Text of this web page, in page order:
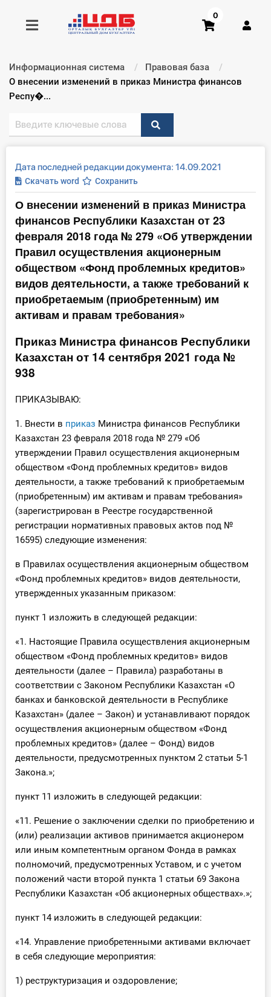
Получить консультацию
Главная ИС
Формы
Консультации
Правовая база
Библиотека бухгалтера
Инструменты
Вебинары
Справочник бухгалтера
Участник ВЭД
Кадры. Труд. Зарплата.
Учет по отраслям
Юридический помощник
Интернет-магазин
Обучение
Тестирование для
бухгалтера
0
Информационная система
Правовая база
Текущий:
О внесении изменений в приказ Министра финансов
Респу�...
Дата последней редакции документа: 14.09.2021
Скачать word Сохранить
О внесении изменений в приказ Министра
финансов Республики Казахстан от 23
февраля 2018 года № 279 «Об утверждении
Правил осуществления акционерным
обществом «Фонд проблемных кредитов»
видов деятельности, а также требований к
приобретаемым (приобретенным) им
активам и правам требования»
Приказ Министра финансов Республики
Казахстан от 14 сентября 2021 года №
938
ПРИКАЗЫВАЮ:
1. Внести в приказ Министра финансов Республики
Казахстан 23 февраля 2018 года № 279 «Об
утверждении Правил осуществления акционерным
обществом «Фонд проблемных кредитов» видов
деятельности, а также требований к приобретаемым
(приобретенным) им активам и правам требования»
(зарегистрирован в Реестре государственной
регистрации нормативных правовых актов под №
16595) следующие изменения:
в Правилах осуществления акционерным обществом
«Фонд проблемных кредитов» видов деятельности,
утвержденных указанным приказом:
пункт 1 изложить в следующей редакции:
«1. Настоящие Правила осуществления акционерным
обществом «Фонд проблемных кредитов» видов
деятельности (далее – Правила) разработаны в
соответствии с Законом Республики Казахстан «О
банках и банковской деятельности в Республике
Казахстан» (далее – Закон) и устанавливают порядок
осуществления акционерным обществом «Фонд
проблемных кредитов» (далее – Фонд) видов
деятельности, предусмотренных пунктом 2 статьи 5-1
Закона.»;
пункт 11 изложить в следующей редакции:
«11. Решение о заключении сделки по приобретению и
(или) реализации активов принимается акционером
или иным компетентным органом Фонда в рамках
полномочий, предусмотренных Уставом, и с учетом
положений части второй пункта 1 статьи 69 Закона
Республики Казахстан «Об акционерных обществах».»;
пункт 14 изложить в следующей редакции:
«14. Управление приобретенными активами включает
в себя следующие мероприятия:
1) реструктуризация и оздоровление;